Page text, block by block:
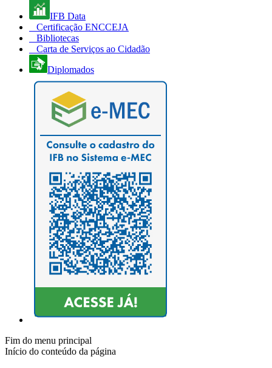
IFB Data
Certificação ENCCEJA
Bibliotecas
Carta de Serviços ao Cidadão
Diplomados
Fim do menu principal
Início do conteúdo da página